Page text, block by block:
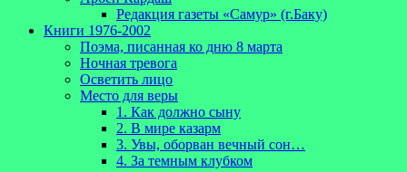
Редакция газеты «Самур» (г.Баку)
Книги 1976-2002
Поэма, писанная ко дню 8 марта
Ночная тревога
Осветить лицо
Место для веры
1. Как должно сыну
2. В мире казарм
3. Увы, оборван вечный сон…
4. За темным клубком